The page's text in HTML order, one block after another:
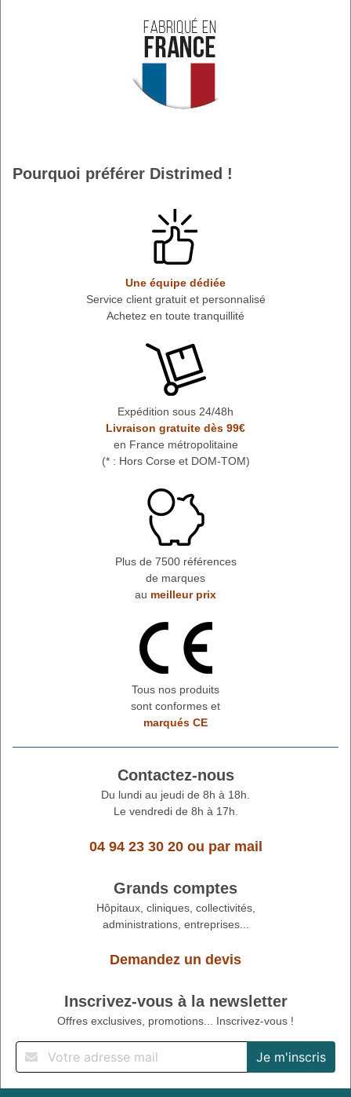
Pourquoi préférer Distrimed !
Une équipe dédiée
Service client gratuit et personnalisé
Achetez en toute tranquillité
Expédition sous 24/48h
Livraison gratuite dès 99€
en France métropolitaine
(* : Hors Corse et DOM-TOM)
Plus de 7500 références
de marques
au meilleur prix
Tous nos produits
sont conformes et
marqués CE
Contactez-nous
Du lundi au jeudi de 8h à 18h.
Le vendredi de 8h à 17h.
04 94 23 30 20ou par mail
Grands comptes
Hôpitaux, cliniques, collectivités,
administrations, entreprises...
Demandez un devis
Inscrivez-vous à la newsletter
Offres exclusives, promotions... Inscrivez-vous !